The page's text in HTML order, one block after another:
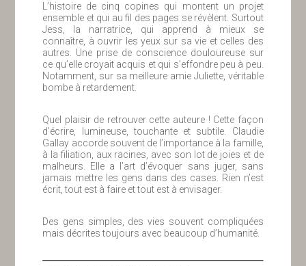
L’histoire de cinq copines qui montent un projet
ensemble et qui au fil des pages se révèlent. Surtout
Jess, la narratrice, qui apprend à mieux se
connaître, à ouvrir les yeux sur sa vie et celles des
autres. Une prise de conscience douloureuse sur
ce qu’elle croyait acquis et qui s’effondre peu à peu.
Notamment, sur sa meilleure amie Juliette, véritable
bombe à retardement.
Quel plaisir de retrouver cette auteure ! Cette façon
d’écrire, lumineuse, touchante et subtile. Claudie
Gallay accorde souvent de l’importance à la famille,
à la filiation, aux racines, avec son lot de joies et de
malheurs. Elle a l’art d’évoquer sans juger, sans
jamais mettre les gens dans des cases. Rien n’est
écrit, tout est à faire et tout est à envisager.
Des gens simples, des vies souvent compliquées
mais décrites toujours avec beaucoup d’humanité.